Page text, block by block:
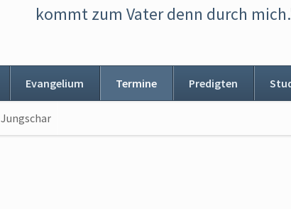
kommt zum Vater denn durch
Evangelium Termine Predigten
überspringen
Jungschar